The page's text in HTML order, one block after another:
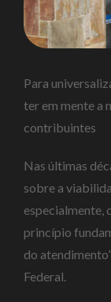
Para
ter em mente a
contribuintes
Nas últimas
sobre a
especialmente,
princípio
do
Federal.